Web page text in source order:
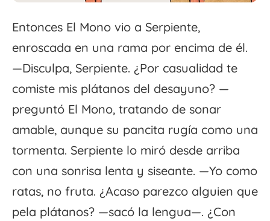
Entonces El Mono vio a Serpiente,
enroscada en una rama por encima de él.
—Disculpa, Serpiente. ¿Por casualidad te
comiste mis plátanos del desayuno? —
preguntó El Mono, tratando de sonar
amable, aunque su pancita rugía como una
tormenta. Serpiente lo miró desde arriba
con una sonrisa lenta y siseante. —Yo como
ratas, no fruta. ¿Acaso parezco alguien que
pela plátanos? —sacó la lengua—. ¿Con